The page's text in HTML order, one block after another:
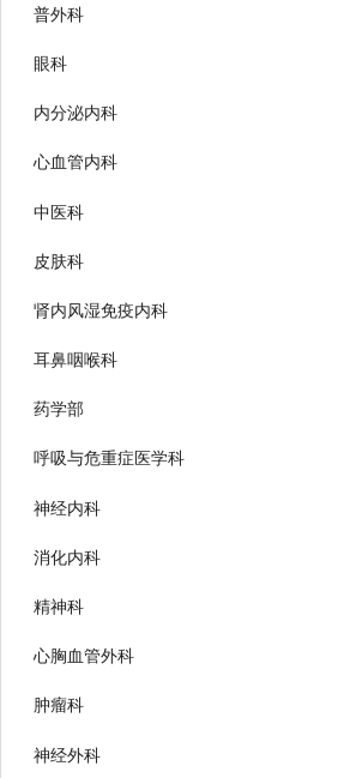
普外科
眼科
内分泌内科
心血管内科
中医科
皮肤科
肾内风湿免疫内科
耳鼻咽喉科
药学部
呼吸与危重症医学科
神经内科
消化内科
精神科
心胸血管外科
肿瘤科
神经外科